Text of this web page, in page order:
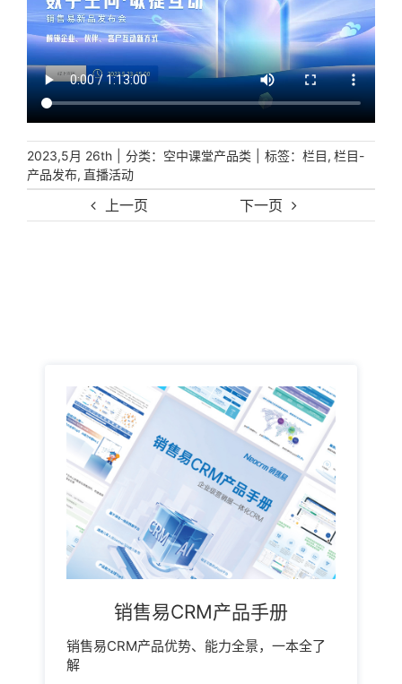
上一页 下一页
2023,5月 26th 分类： 空中课堂产品类 标签： 栏目, 栏目-
产品发布, 直播活动
销售易CRM产品手册
销售易CRM产品优势、能力全景，一本全了
解